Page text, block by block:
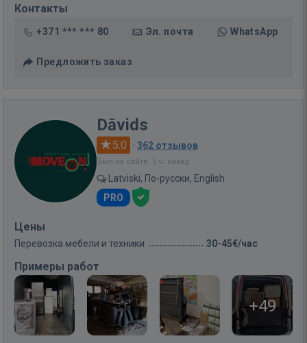
Контакты
+371 *** *** 80 Эл. почта WhatsApp
Предложить заказ
Dāvids
5.0 · 362 отзывов
Был на сайте: 5 ч. назад
Latviski, По-русски, English
PRO
Цены
Перевозка мебели и техники 30-45€/час
Примеры работ
+49